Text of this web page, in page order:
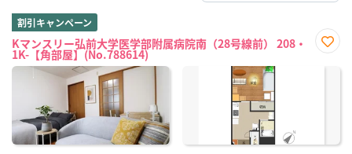
割引キャンペーン
Kマンスリー弘前大学医学部附属病院南（28号線前） 208・
1K-【角部屋】(No.788614)
に入